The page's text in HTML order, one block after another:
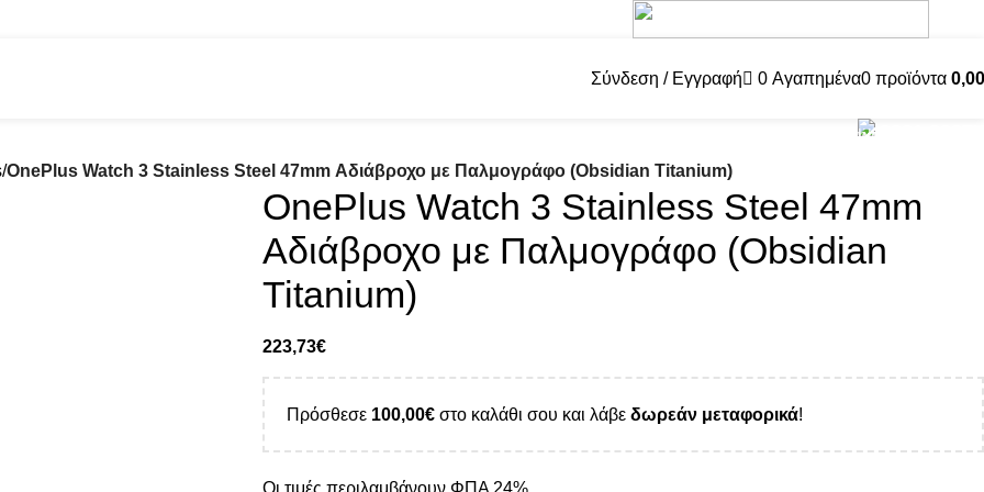
Σύνδεση / Εγγραφή 0 Αγαπημένα0 προϊόντα 0,00
OnePlus Watch 3 Stainless Steel 47mm Αδιάβροχο με Παλμογράφο (Obsidian Titanium)
OnePlus Watch 3 Stainless Steel 47mm
Αδιάβροχο με Παλμογράφο (Obsidian
Titanium)
223,73€
Πρόσθεσε 100,00€ στο καλάθι σου και λάβε δωρεάν μεταφορικά!
Οι τιμές περιλαμβάνουν ΦΠΑ 24%